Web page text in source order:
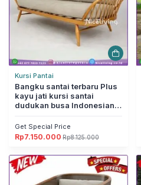
Kursi Pantai
Bangku santai terbaru Plus
kayu jati kursi santai
dudukan busa Indonesian
Get Special Price
Rp8.125.000
Harga
adalah:
Rp8.125.000.
Rp7.150.000
Harga
ini
adalah:
Rp7.150.000.